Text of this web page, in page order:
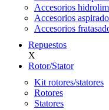
Accesorios
Accesorios
Accesorios
Repuestos
X
Rotor/Stator
Kit rotores/statores
Rotores
Statores